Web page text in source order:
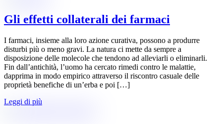
Gli effetti collaterali dei farmaci
I farmaci, insieme alla loro azione curativa, possono a produrre
disturbi più o meno gravi. La natura ci mette da sempre a
disposizione delle molecole che tendono ad alleviarli o eliminarli.
Fin dall’antichità, l’uomo ha cercato rimedi contro le malattie,
dapprima in modo empirico attraverso il riscontro casuale delle
proprietà benefiche di un’erba e poi […]
Leggi di più